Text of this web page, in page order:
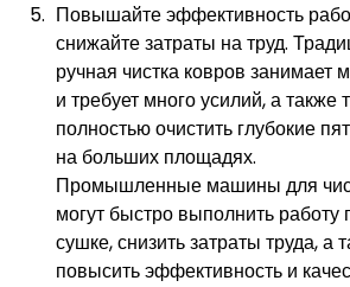
Повышайте эффективность
снижайте затраты на труд.
ручная чистка ковров занимает
и требует много усилий, а также
полностью очистить глубокие
на больших площадях.
Промышленные машины для
могут быстро выполнить работу
сушке, снизить затраты труда, а
повысить эффективность и